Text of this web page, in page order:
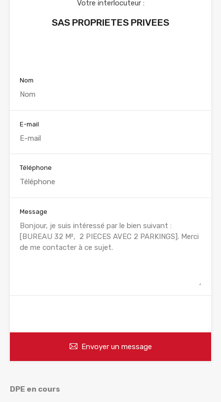
Votre interlocuteur :
SAS PROPRIETES PRIVEES
Nom
E-mail
Téléphone
Message
Envoyer un message
DPE en cours